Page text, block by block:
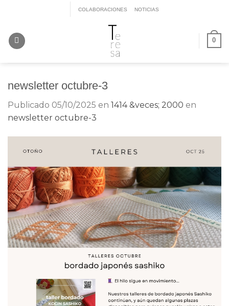
contenido
COLABORACIONES NOTICIAS
0
newsletter octubre-3
Publicado 05/10/2025 en 1414 &veces; 2000 en
newsletter octubre-3